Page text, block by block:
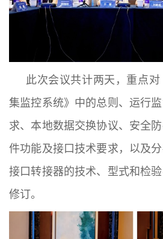
此次会议共计两天，重点
集监控系统》中的总则、运行
求、本地数据交换协议、安全
件功能及接口技术要求，以及
接口转接器的技术、型式和检
修订。